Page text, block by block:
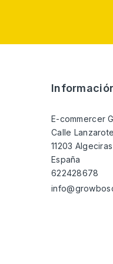
E-commercer
Calle
11203 Algeciras
España
622428678